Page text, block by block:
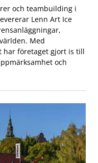
och teambuilding i
Lenn Art Ice
Med
har företaget gjort is till
och